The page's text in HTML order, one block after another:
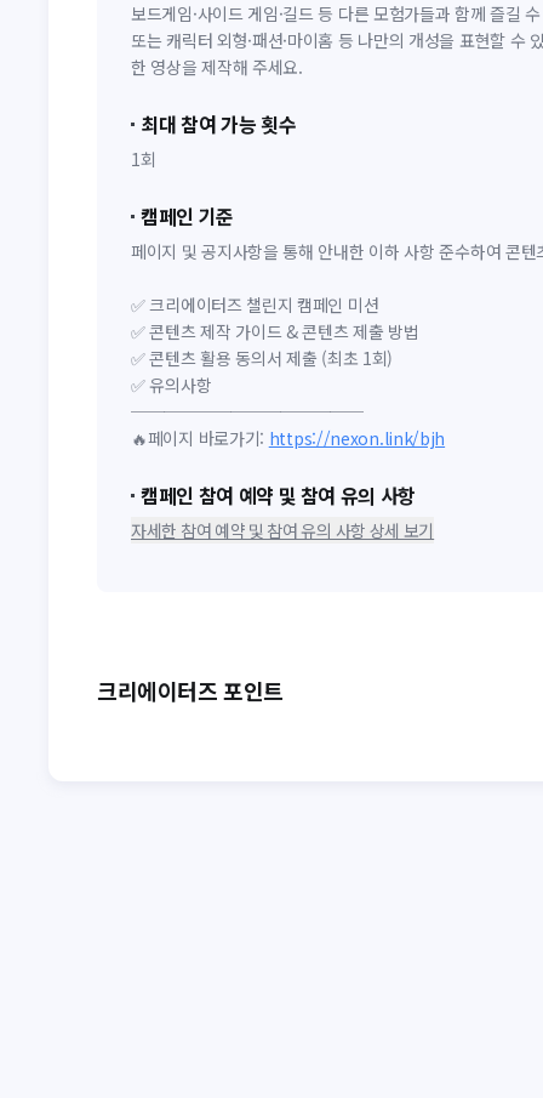
보드게임·사이드 게임·길드 등 다른 모험가들과 함께 즐길
또는 캐릭터 외형·패션·마이홈 등 나만의 개성을 표현할 수
한 영상을 제작해 주세요.
최대 참여 가능 횟수
1회
캠페인 기준
페이지 및 공지사항을 통해 안내한 이하 사항 준수하여 콘텐
✅ 크리에이터즈 챌린지 캠페인 미션
✅ 콘텐츠 제작 가이드 & 콘텐츠 제출 방법
✅ 콘텐츠 활용 동의서 제출 (최초 1회)
✅ 유의사항
──────────────
🔥페이지 바로가기: https://nexon.link/bjh
캠페인 참여 예약 및 참여 유의 사항
자세한 참여 예약 및 참여 유의 사항 상세 보기
크리에이터즈 포인트